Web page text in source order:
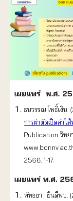
เผยแพร่ พ.ศ.
ธนวรรณ โพธิ์เงิน.
การผ่าตัดเปิดลำไ
Publication วิทย
2566. 1-17.
เผยแพร่ พ.ศ.
พัทธยา ยินดีพบ.